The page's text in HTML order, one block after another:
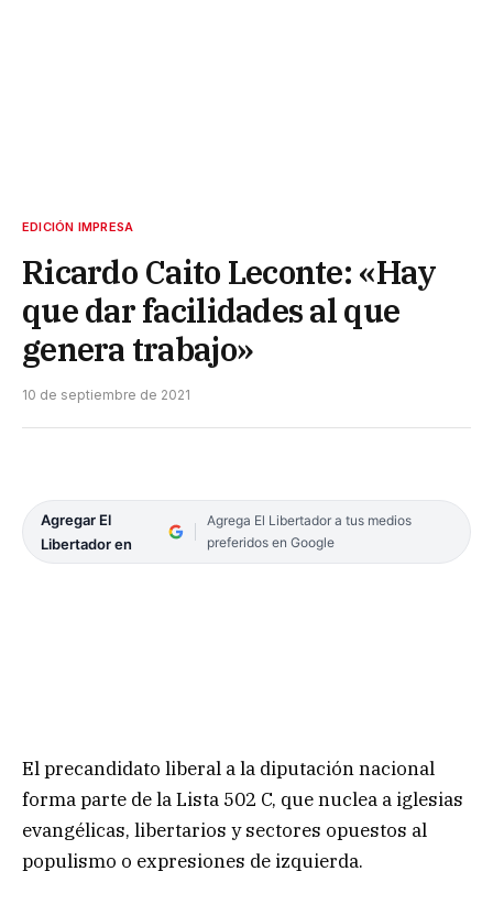
EDICIÓN IMPRESA
Ricardo Caito Leconte: «Hay
que dar facilidades al que
genera trabajo»
10 de septiembre de 2021
Agregar El
Libertador en
Agrega El Libertador a tus medios
preferidos en Google
El precandidato liberal a la diputación nacional
forma parte de la Lista 502 C, que nuclea a iglesias
evangélicas, libertarios y sectores opuestos al
populismo o expresiones de izquierda.